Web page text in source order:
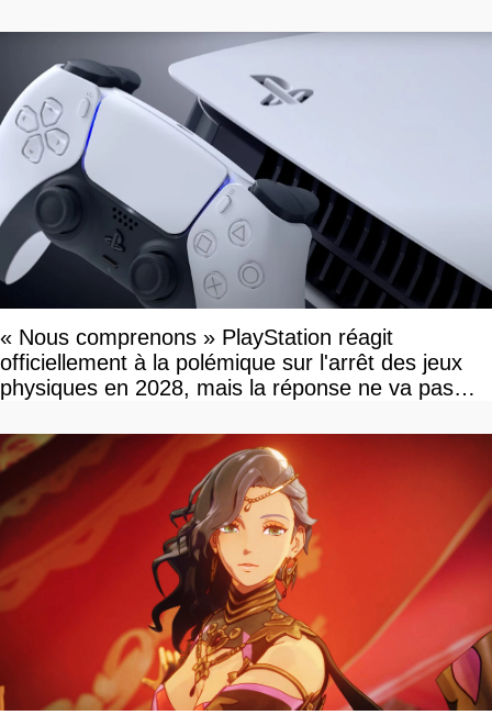
« Nous comprenons » PlayStation réagit
officiellement à la polémique sur l'arrêt des jeux
physiques en 2028, mais la réponse ne va pas